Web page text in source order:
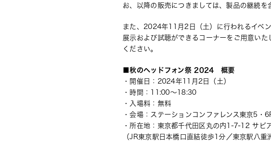
お、以降の販売につきましては、製品の継続を
また、2024年11月2日（土）に行われるイベ
展示および試聴ができるコーナーをご用意い
ください。
■秋のヘッドフォン祭 2024　概要
・開催日：2024年11月2日（土）
・時間：11:00～18:30
・入場料：無料
・会場：ステーションコンファレンス東京5・
・所在地：東京都千代田区丸の内1-7-12 サピ
（JR東京駅日本橋口直結徒歩1分／東京駅八